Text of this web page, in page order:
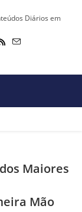
Diários em
Maiores
Mão